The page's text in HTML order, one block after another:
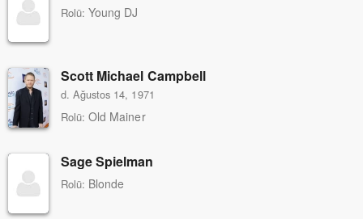
Rolü: Young DJ
Scott Michael Campbell
d. Ağustos 14, 1971
Rolü: Old Mainer
Sage Spielman
Rolü: Blonde